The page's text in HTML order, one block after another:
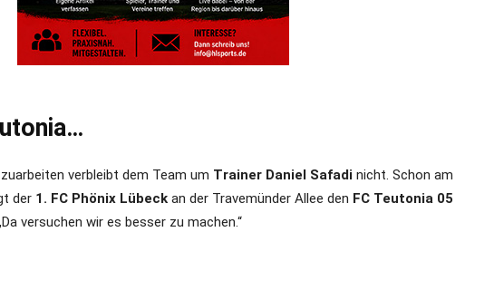
verbleibt dem Team um Trainer Daniel Safadi nicht. Schon am
der 1. FC Phönix Lübeck an der Travemünder Allee den FC Teutonia 05
versuchen wir es besser zu machen.“